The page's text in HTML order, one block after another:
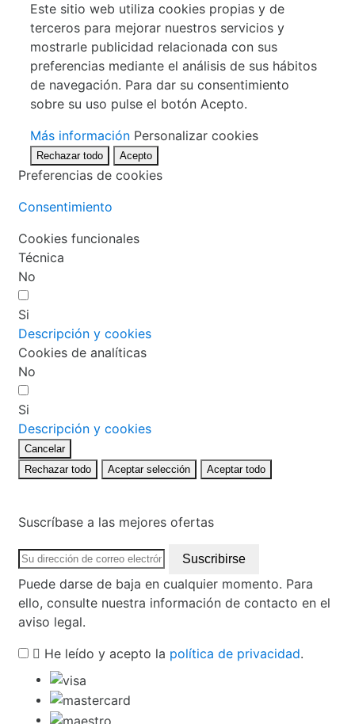
Este sitio web utiliza cookies propias y de
terceros para mejorar nuestros servicios y
mostrarle publicidad relacionada con sus
preferencias mediante el análisis de sus hábitos
de navegación. Para dar su consentimiento
sobre su uso pulse el botón Acepto.
Más información Personalizar cookies
Rechazar todo Acepto
Preferencias de cookies
Consentimiento
Cookies funcionales
Técnica
No
Si
Descripción y cookies
Cookies de analíticas
No
Si
Descripción y cookies
Cancelar
Rechazar todo
Aceptar selección Aceptar todo
Suscríbase a las mejores ofertas
Puede darse de baja en cualquier momento. Para
ello, consulte nuestra información de contacto en el
aviso legal.
He leído y acepto la política de privacidad.